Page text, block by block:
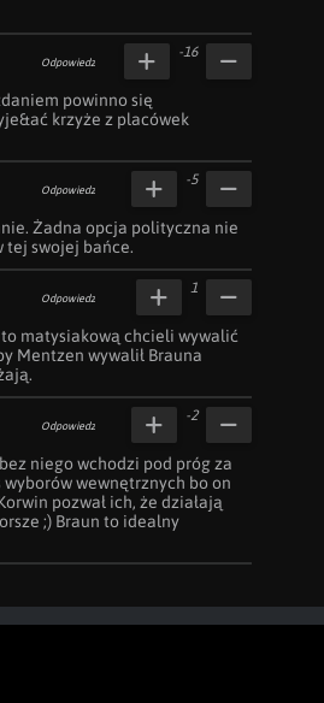
Odpowiedz
powinno się
krzyże z placówek
-16
Odpowiedz
Żadna opcja polityczna nie
tej swojej bańce.
-5
Odpowiedz
matysiakową chcieli wywalić
Mentzen wywalił Brauna
1
Odpowiedz
niego wchodzi pod próg za
wewnętrznych bo on
pozwał ich, że działają
;) Braun to idealny
-2